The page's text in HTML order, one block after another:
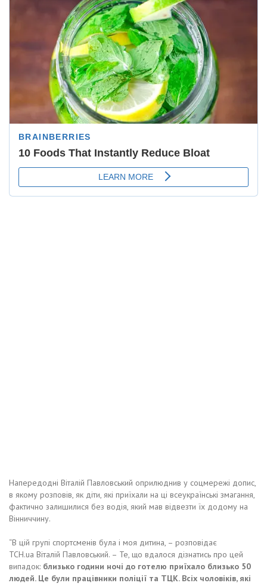
Напередодні Віталій Павловський оприлюднив у соцмережі допис,
в якому розповів, як діти, які приїхали на ці всеукраїнські змагання,
фактично залишилися без водія, який мав відвезти їх додому на
Вінниччину.
“В цій групі спортсменів була і моя дитина, – розповідає
ТСН.ua Віталій Павловський. – Те, що вдалося дізнатись про цей
випадок: близько години ночі до готелю приїхало близько 50
людей. Це були працівники поліції та ТЦК. Всіх чоловіків, які